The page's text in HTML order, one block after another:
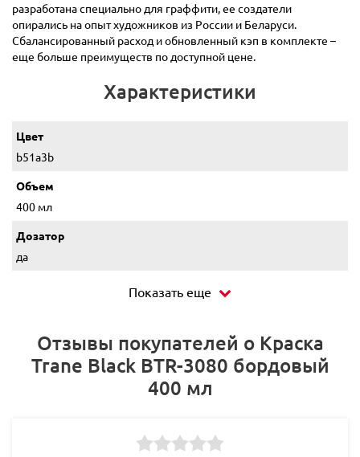
разработана специально для граффити, ее создатели
опирались на опыт художников из России и Беларуси.
Сбалансированный расход и обновленный кэп в комплекте –
еще больше преимуществ по доступной цене.
Характеристики
Цвет
b51a3b
Объем
400 мл
Дозатор
да
Показать еще
Отзывы покупателей о Краска
Trane Black BTR-3080 бордовый
400 мл